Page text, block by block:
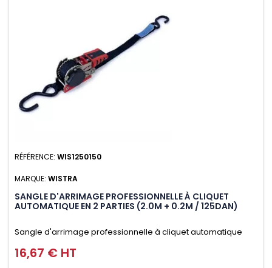
RÉFÉRENCE: WIS1250150
MARQUE: WISTRA
SANGLE D'ARRIMAGE PROFESSIONNELLE À CLIQUET
AUTOMATIQUE EN 2 PARTIES (2.0M + 0.2M / 125DAN)
Sangle d'arrimage professionnelle à cliquet automatique
avec crochet S en 2 parties (2.0M + 0.2M / 125daN), simple et
Prix
16,67 € HT